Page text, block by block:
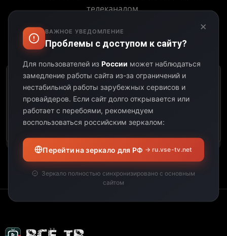
телеканалом.
Выберите дату:
К сожалению, этот
телеканал не
предоставил свою
программу передач на
выбранную дату.
×
ВАЖНОЕ УВЕДОМЛЕНИЕ
Проблемы с доступом к сайту?
Для пользователей из России может наблюдаться
замедление работы сайта из-за ограничений и
нестабильной работы зарубежных сервисов и
провайдеров. Если сайт долго открывается или
работает с перебоями, рекомендуем
воспользоваться российским зеркалом:
Перейти на зеркало для РФ → ru.vse-tv.net
Зеркало полностью синхронизировано с основным
сайтом